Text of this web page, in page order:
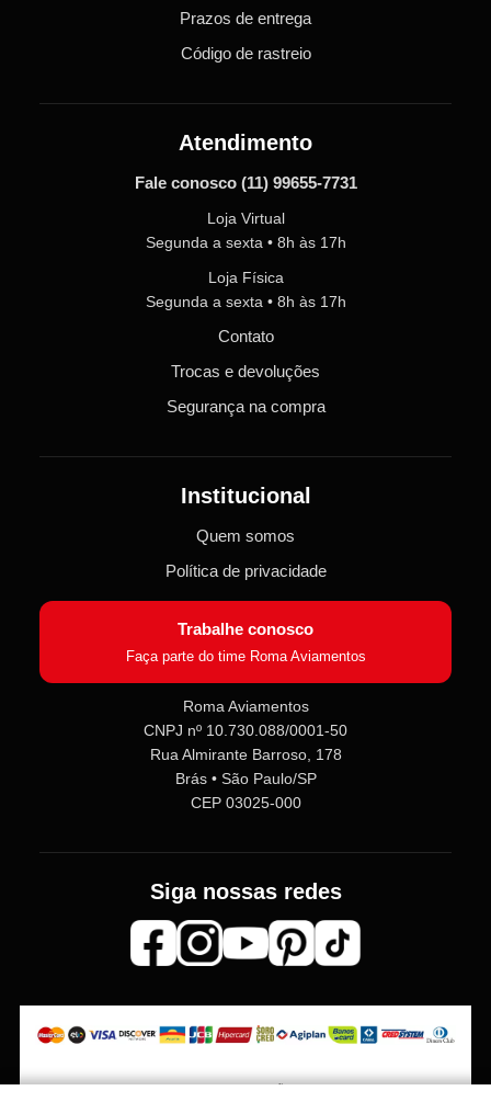
Prazos de entrega
Código de rastreio
Atendimento
Fale conosco (11) 99655-7731
Loja Virtual
Segunda a sexta • 8h às 17h
Loja Física
Segunda a sexta • 8h às 17h
Contato
Trocas e devoluções
Segurança na compra
Institucional
Quem somos
Política de privacidade
Trabalhe conosco
Faça parte do time Roma Aviamentos
Roma Aviamentos
CNPJ nº 10.730.088/0001-50
Rua Almirante Barroso, 178
Brás • São Paulo/SP
CEP 03025-000
Siga nossas redes
Os preços, quantidade em estoque e condições de pagamento podem sofrer